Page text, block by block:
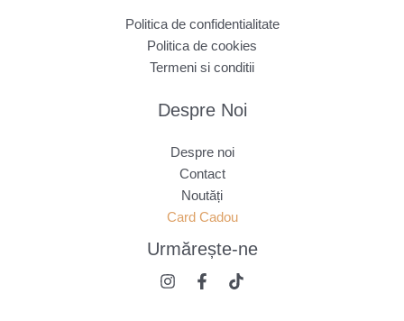
Politica de confidentialitate
Politica de cookies
Termeni si conditii
Despre Noi
Despre noi
Contact
Noutăți
Card Cadou
Urmărește-ne